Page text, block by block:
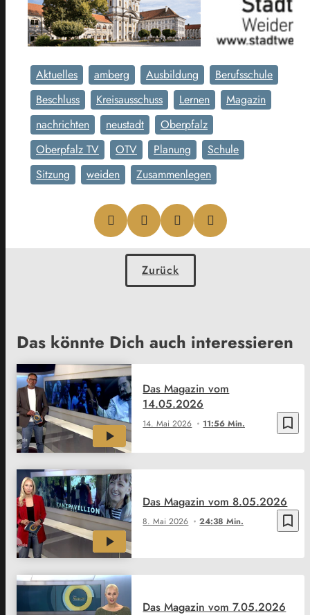
Aktuelles amberg Ausbildung
Berufsschule
Beschluss
Kreisausschuss Lernen
Magazin
nachrichten
neustadt
Oberpfalz
Oberpfalz TV
OTV Planung
Schule
Sitzung
weiden Zusammenlegen
Zurück
Das könnte Dich auch interessieren
bookmark_border
14. Mai 2026 11:56 Min.
Das Magazin vom
14.05.2026
bookmark_border
8. Mai 2026 24:38 Min.
Das Magazin vom 8.05.2026
Das Magazin vom 7.05.2026